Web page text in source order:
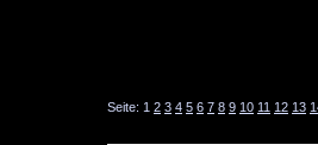
Seite: 1 2 3 4 5 6 7 8 9 10 11 12 13